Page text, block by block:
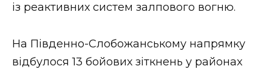
із реактивних систем залпового вогню.
На Південно-Слобожанському напрямку
відбулося 13 бойових зіткнень у районах